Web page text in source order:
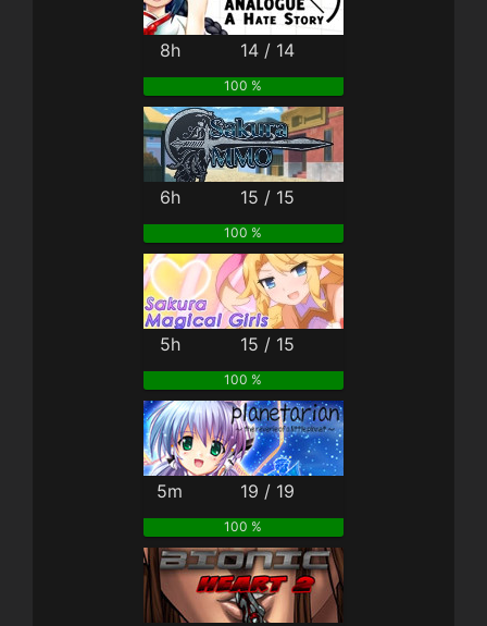
8h 14 / 14
100 %
6h 15 / 15
100 %
5h 15 / 15
100 %
5m 19 / 19
100 %